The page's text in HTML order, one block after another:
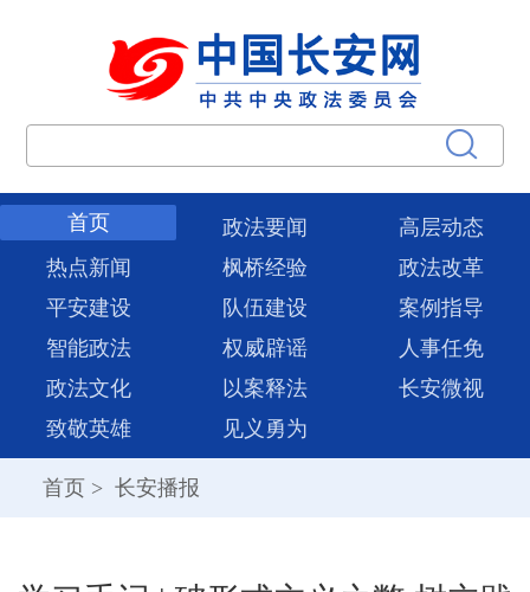
首页 政法要闻
高层动态
热点新闻
枫桥经验
政法改革
平安建设
队伍建设
案例指导
智能政法
权威辟谣
人事任免
政法文化
以案释法
长安微视
致敬英雄
见义勇为
首页 > 长安播报